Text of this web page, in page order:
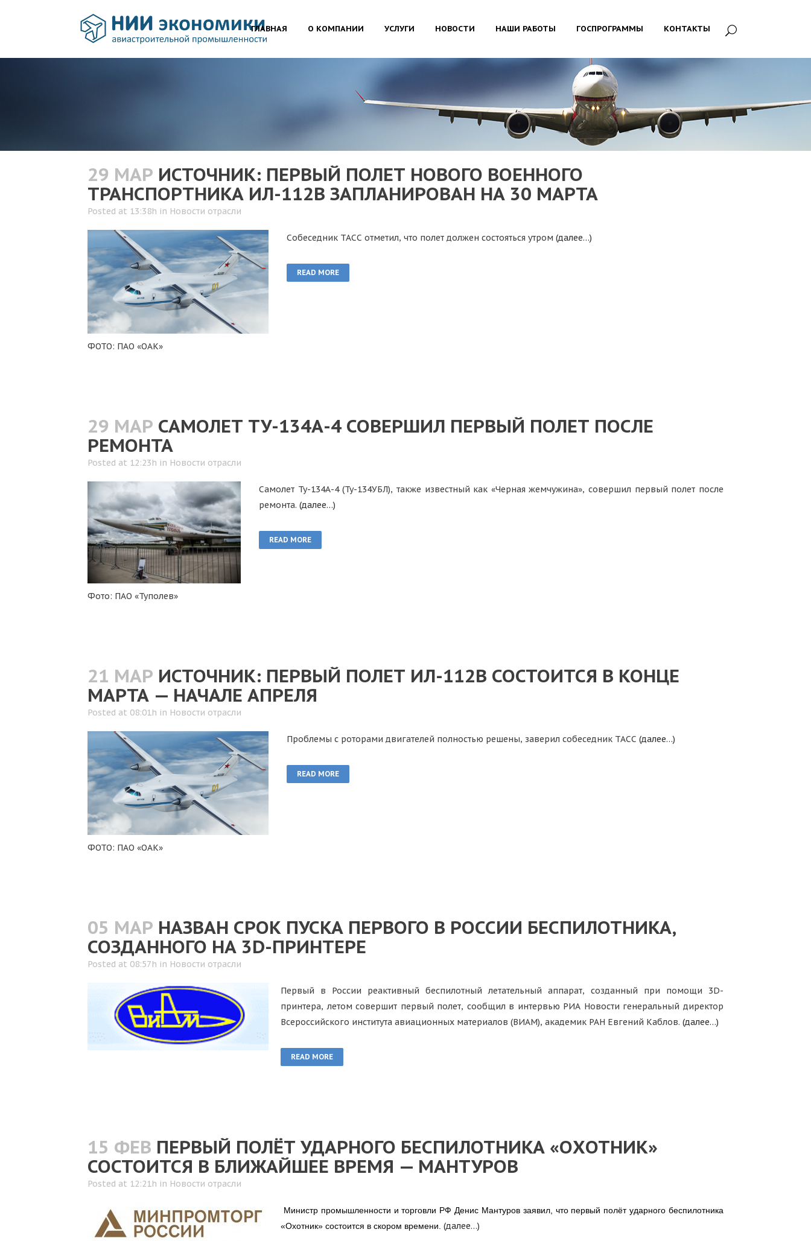
ГЛАВНАЯ О КОМПАНИИ УСЛУГИ НОВОСТИ НАШИ РАБОТЫ ГОСПРОГРАММЫ КОНТАКТЫ
29 МАР ИСТОЧНИК: ПЕРВЫЙ ПОЛЕТ НОВОГО ВОЕННОГО
ТРАНСПОРТНИКА ИЛ-112В ЗАПЛАНИРОВАН НА 30 МАРТА
Posted at 13:38h in Новости отрасли
ФОТО: ПАО «ОАК»
Собеседник ТАСС отметил, что полет должен состояться утром (далее…)
READ MORE
29 МАР САМОЛЕТ ТУ-134А-4 СОВЕРШИЛ ПЕРВЫЙ ПОЛЕТ ПОСЛЕ
РЕМОНТА
Posted at 12:23h in Новости отрасли
Фото: ПАО «Туполев»
Самолет Ту-134А-4 (Ту-134УБЛ), также известный как «Черная жемчужина», совершил первый полет после
ремонта. (далее…)
READ MORE
21 МАР ИСТОЧНИК: ПЕРВЫЙ ПОЛЕТ ИЛ-112В СОСТОИТСЯ В КОНЦЕ
МАРТА — НАЧАЛЕ АПРЕЛЯ
Posted at 08:01h in Новости отрасли
ФОТО: ПАО «ОАК»
Проблемы с роторами двигателей полностью решены, заверил собеседник ТАСС (далее…)
READ MORE
05 МАР НАЗВАН СРОК ПУСКА ПЕРВОГО В РОССИИ БЕСПИЛОТНИКА,
СОЗДАННОГО НА 3D-ПРИНТЕРЕ
Posted at 08:57h in Новости отрасли
Первый в России реактивный беспилотный летательный аппарат, созданный при помощи 3D-
принтера, летом совершит первый полет, сообщил в интервью РИА Новости генеральный директор
Всероссийского института авиационных материалов (ВИАМ), академик РАН Евгений Каблов. (далее…)
READ MORE
15 ФЕВ ПЕРВЫЙ ПОЛЁТ УДАРНОГО БЕСПИЛОТНИКА «ОХОТНИК»
СОСТОИТСЯ В БЛИЖАЙШЕЕ ВРЕМЯ — МАНТУРОВ
Posted at 12:21h in Новости отрасли
Министр промышленности и торговли РФ Денис Мантуров заявил, что первый полёт ударного беспилотника
«Охотник» состоится в скором времени. (далее…)